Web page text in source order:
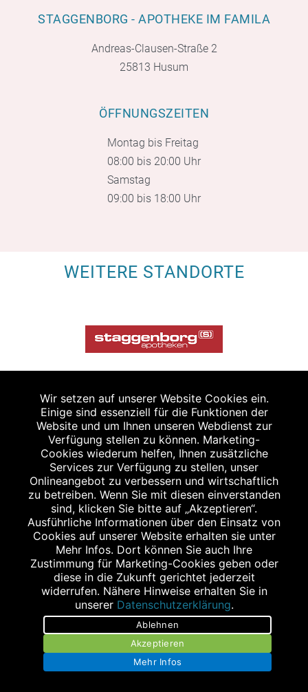
STAGGENBORG - APOTHEKE IM FAMILA
Andreas-Clausen-Straße 2
25813 Husum
ÖFFNUNGSZEITEN
Montag bis Freitag
08:00 bis 20:00 Uhr
Samstag
09:00 bis 18:00 Uhr
WEITERE STANDORTE
Am Ahlmannkai 2
24782 Büdelsdorf
Tel.: 04331 697890
Fax: 04331 6978920
info@apo-buedelsdorf.de
APOTHEKE IM ÄRZTEHAUS
Neuer Wall 1
24782 Büdelsdorf
Tel.: 04331 770860
Fax: 04331 7708620
service@staggenborg-apotheke-aerztehaus.de
Wir setzen auf unserer Website Cookies ein.
Einige sind essenziell für die Funktionen der
Website und um Ihnen unseren Webdienst zur
Verfügung stellen zu können. Marketing-
Cookies wiederum helfen, Ihnen zusätzliche
Services zur Verfügung zu stellen, unser
Onlineangebot zu verbessern und wirtschaftlich
zu betreiben. Wenn Sie mit diesen einverstanden
sind, klicken Sie bitte auf „Akzeptieren“.
Ausführliche Informationen über den Einsatz von
Cookies auf unserer Website erhalten sie unter
Mehr Infos. Dort können Sie auch Ihre
Zustimmung für Marketing-Cookies geben oder
diese in die Zukunft gerichtet jederzeit
widerrufen. Nähere Hinweise erhalten Sie in
unserer Datenschutzerklärung.
Ablehnen
Akzeptieren
Mehr Infos